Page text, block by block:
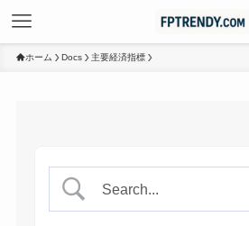
ホーム Docs 主要経済指標